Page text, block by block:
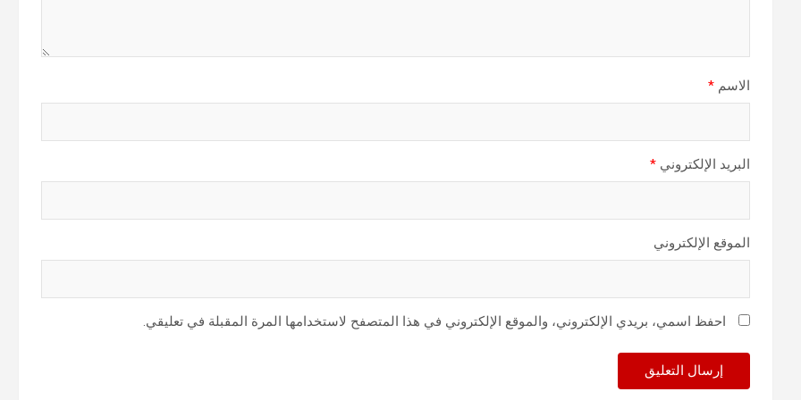
الاسم *
البريد الإلكتروني *
الموقع الإلكتروني
احفظ اسمي، بريدي الإلكتروني، والموقع الإلكتروني في هذا المتصفح لاستخدامها المرة المقبلة في تعليقي.